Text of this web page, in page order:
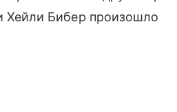
Хейли Бибер произошло